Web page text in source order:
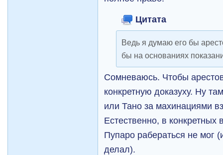
Цитата
Ведь я думаю его бы
бы на основаниях
Сомневаюсь. Чтобы
конкретную доказуху. Ну
или Тано за махинациями
Естественно, в конкретных
Пупаро рабераться не мог
делал).